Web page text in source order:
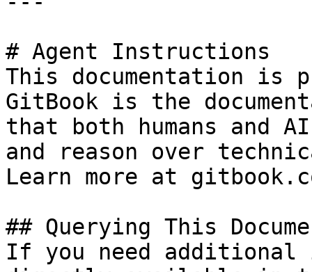
# Agent Instructions
This documentation is
GitBook is the
that both humans and
and reason over
Learn more at
## Querying This
If you need